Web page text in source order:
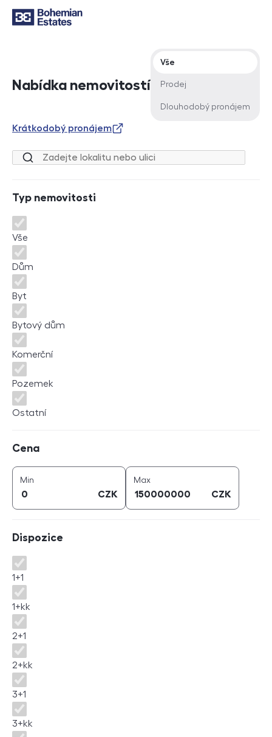
Nabídka nemovitostí
Typ nabídky
Vše
Prodej
Dlouhodobý pronájem
Krátkodobý pronájem
Lokalita nebo ulice
Typ nemovitosti
Typ nemovitosti
Vše
Dům
Byt
Bytový dům
Komerční
Pozemek
Ostatní
Cena
Min
CZK
Maxcena (
CZK
Dispozice
Dispozice
1+1
1+kk
2+1
2+kk
3+1
3+kk